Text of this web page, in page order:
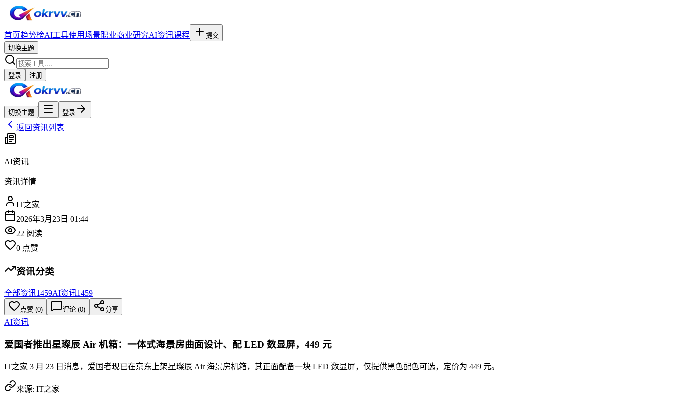
首页趋势榜AI工具使用场景职业商业研究AI资讯课程
提交
切换主题
登录 注册
切换主题 登录
返回资讯列表
AI资讯
资讯详情
IT之家
2026年3月23日 01:44
22 阅读
0 点赞
资讯分类
全部资讯1459AI资讯1459
点赞 (0) 评论 (0) 分享
AI资讯
爱国者推出星璨辰 Air 机箱：一体式海景房曲面设计、配 LED 数显屏，449 元
IT之家 3 月 23 日消息，爱国者现已在京东上架星璨辰 Air 海景房机箱，其正面配备一块 LED 数显屏，仅提供黑色配色可选，定价为 449 元。
来源: IT之家